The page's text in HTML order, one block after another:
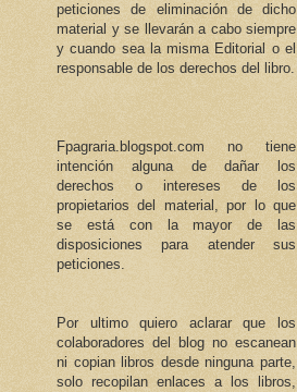
peticiones de eliminación de dicho
material y se llevarán a cabo siempre
y cuando sea la misma Editorial o el
responsable de los derechos del libro.
Fpagraria.blogspot.com no tiene
intención alguna de dañar los
derechos o intereses de los
propietarios del material, por lo que
se está con la mayor de las
disposiciones para atender sus
peticiones.
Por ultimo quiero aclarar que los
colaboradores del blog no escanean
ni copian libros desde ninguna parte,
solo recopilan enlaces a los libros,